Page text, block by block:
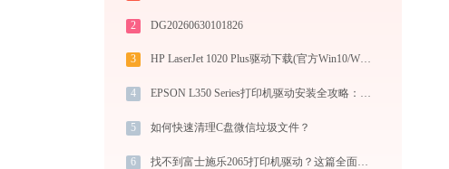
2 DG20260630101826
3 HP LaserJet 1020 Plus驱动下载(官方Win10/Win11)
4 EPSON L350 Series打印机驱动安装全攻略：从下载到安装完全教程
5 如何快速清理C盘微信垃圾文件？
6 找不到富士施乐2065打印机驱动？这篇全面下载安装指南帮到你